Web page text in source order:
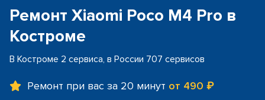
Ремонт Xiaomi Poco M4 Pro в
Костроме
В Костроме 2 сервиса, в России 707 сервисов
Ремонт при вас за 20 минут от 490 ₽